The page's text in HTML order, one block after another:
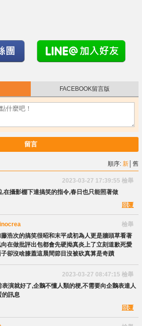
FACEBOOK留言版
留言
順序:新 │舊
2023-03-27 17:39:55 檢舉
在攝影棚下達搞笑的指令,春日也只能照著做
回覆
檢舉
浩次的搞笑很昭和末平成初為人更是牆頭草看著
向在做批評出包都會先硬拗真炎上了立刻道歉死愛
卻沒啥膝蓋這晨間節目沒被砍真算是奇蹟
2023-03-27 08:47:15 檢舉
演就好了,企鵝不懂人類的梗,不需要向企鵝表達人
的訊息
回覆